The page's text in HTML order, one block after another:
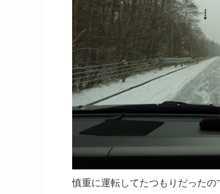
慎重に運転してたつもりだったの